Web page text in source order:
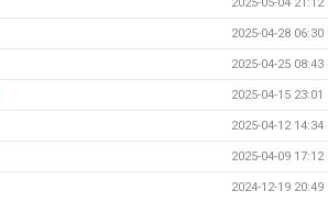
2025-04-28 06:30
2025-04-25 08:43
2025-04-15 23:01
2025-04-12 14:34
2025-04-09 17:12
2024-12-19 20:49